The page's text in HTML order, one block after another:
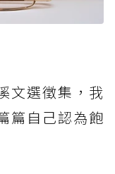
文選徵集，我
篇自己認為飽